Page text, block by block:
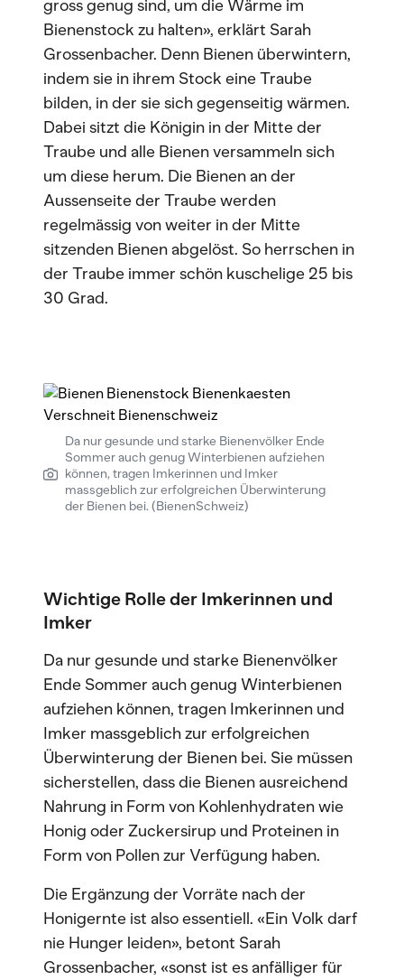
gross genug sind, um die Wärme im
Bienenstock zu halten», erklärt Sarah
Grossenbacher. Denn Bienen überwintern,
indem sie in ihrem Stock eine Traube
bilden, in der sie sich gegenseitig wärmen.
Dabei sitzt die Königin in der Mitte der
Traube und alle Bienen versammeln sich
um diese herum. Die Bienen an der
Aussenseite der Traube werden
regelmässig von weiter in der Mitte
sitzenden Bienen abgelöst. So herrschen in
der Traube immer schön kuschelige 25 bis
30 Grad.
Da nur gesunde und starke Bienenvölker Ende
Sommer auch genug Winterbienen aufziehen
können, tragen Imkerinnen und Imker
massgeblich zur erfolgreichen Überwinterung
der Bienen bei. (BienenSchweiz)
Wichtige Rolle der Imkerinnen und
Imker
Da nur gesunde und starke Bienenvölker
Ende Sommer auch genug Winterbienen
aufziehen können, tragen Imkerinnen und
Imker massgeblich zur erfolgreichen
Überwinterung der Bienen bei. Sie müssen
sicherstellen, dass die Bienen ausreichend
Nahrung in Form von Kohlenhydraten wie
Honig oder Zuckersirup und Proteinen in
Form von Pollen zur Verfügung haben.
Die Ergänzung der Vorräte nach der
Honigernte ist also essentiell. «Ein Volk darf
nie Hunger leiden», betont Sarah
Grossenbacher, «sonst ist es anfälliger für